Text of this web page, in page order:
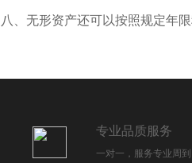
八、无形资产还可以按照规定年限
专业品质服务
一对一，服务专业周到